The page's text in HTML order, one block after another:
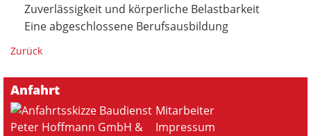
Zuverlässigkeit und körperliche Belastbarkeit
Eine abgeschlossene Berufsausbildung
Zurück
Anfahrt
Navigation
überspringen
Mitarbeiter
Impressum